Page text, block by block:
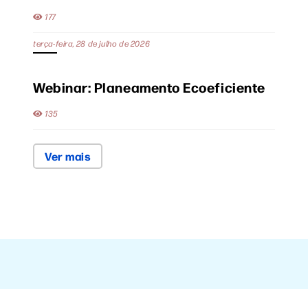
177
terça-feira, 28 de julho de 2026
Webinar: Planeamento Ecoeficiente
135
Ver mais